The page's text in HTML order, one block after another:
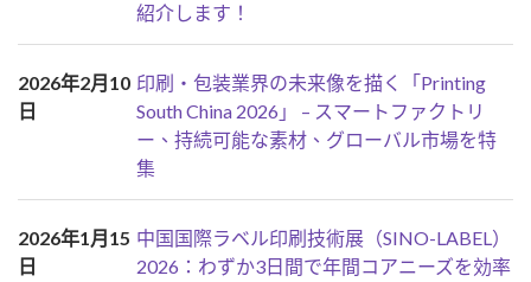
紹介します！
2026年2月10
日
印刷・包装業界の未来像を描く「Printing
South China 2026」 – スマートファクトリ
ー、持続可能な素材、グローバル市場を特
集
2026年1月15
日
中国国際ラベル印刷技術展（SINO-LABEL）
2026：わずか3日間で年間コアニーズを効率